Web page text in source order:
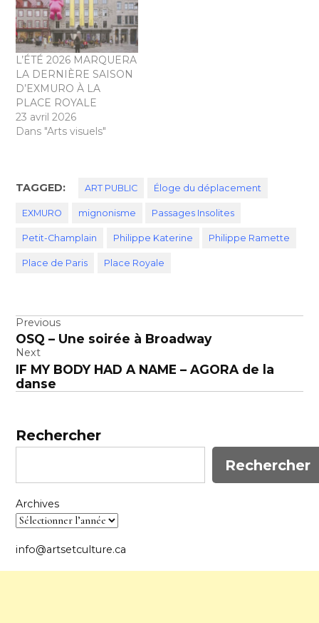
L’ÉTÉ 2026 MARQUERA
LA DERNIÈRE SAISON
D’EXMURO À LA
PLACE ROYALE
23 avril 2026
Dans "Arts visuels"
TAGGED: ART PUBLIC Éloge du déplacement
EXMURO mignonisme Passages Insolites
Petit-Champlain Philippe Katerine Philippe Ramette
Place de Paris Place Royale
Navigation
de
l’article
Previous
OSQ – Une soirée à Broadway
Next
IF MY BODY HAD A NAME – AGORA de la
danse
Rechercher
Rechercher
Archives
info@artsetculture.ca